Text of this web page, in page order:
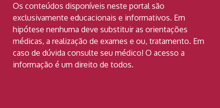
Os conteúdos disponíveis neste portal são
exclusivamente educacionais e informativos. Em
hipótese nenhuma deve substituir as orientações
médicas, a realização de exames e ou, tratamento. Em
caso de dúvida consulte seu médico! O acesso a
informação é um direito de todos.